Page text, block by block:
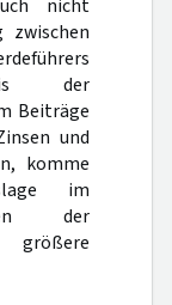
nicht
zwischen
der
Beiträge
und
komme
im
der
größere